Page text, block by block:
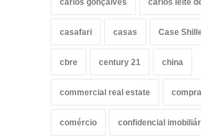
carlos gonçalves carlos leite
casafari casas Case
cbre century 21 china
commercial real estate
comércio confidencial